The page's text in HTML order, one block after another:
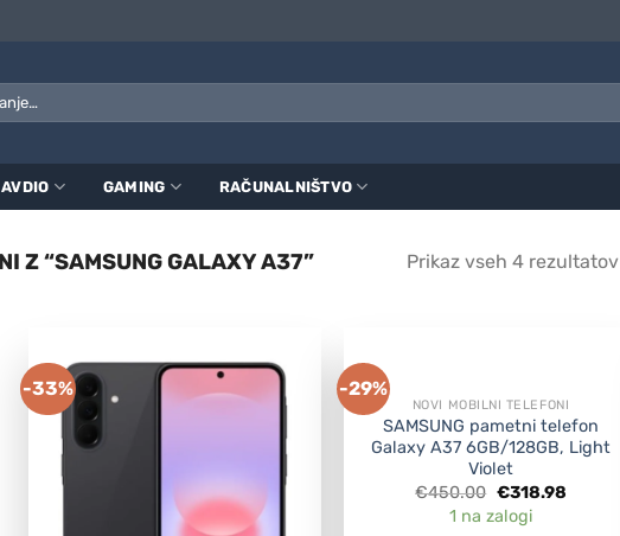
GAMING RAČUNALNIŠTVO
Z “SAMSUNG GALAXY A37” Prikaz vseh 4 rezultatov
-33% -29%
NOVI MOBILNI TELEFONI
SAMSUNG pametni telefon
Galaxy A37 6GB/128GB, Light
Violet
€450.00 Original
price
was:
€318.98Current
1 na zalogi